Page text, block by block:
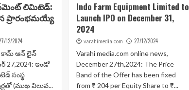
లిమిటెడ్:
ప్రారంభమయ్యే
12/2024
ఆన్ లైన్
27,2024: ఇండో
సంస్థ
(ముఖ విలువ...
Indo Farm Equipment Limited to
Launch IPO on December 31,
2024
varahimedia.com 27/12/2024
Varahi media.com online news,
December 27th,2024: The Price
Band of the Offer has been fixed
from ₹ 204 per Equity Share to ₹...